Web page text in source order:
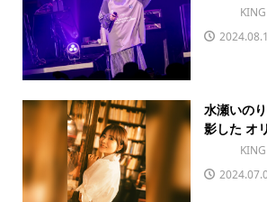
水瀬いの
影した オ